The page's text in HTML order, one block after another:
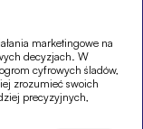
marketingowe na
decyzjach. W
cyfrowych śladów,
zrozumieć swoich
precyzyjnych,